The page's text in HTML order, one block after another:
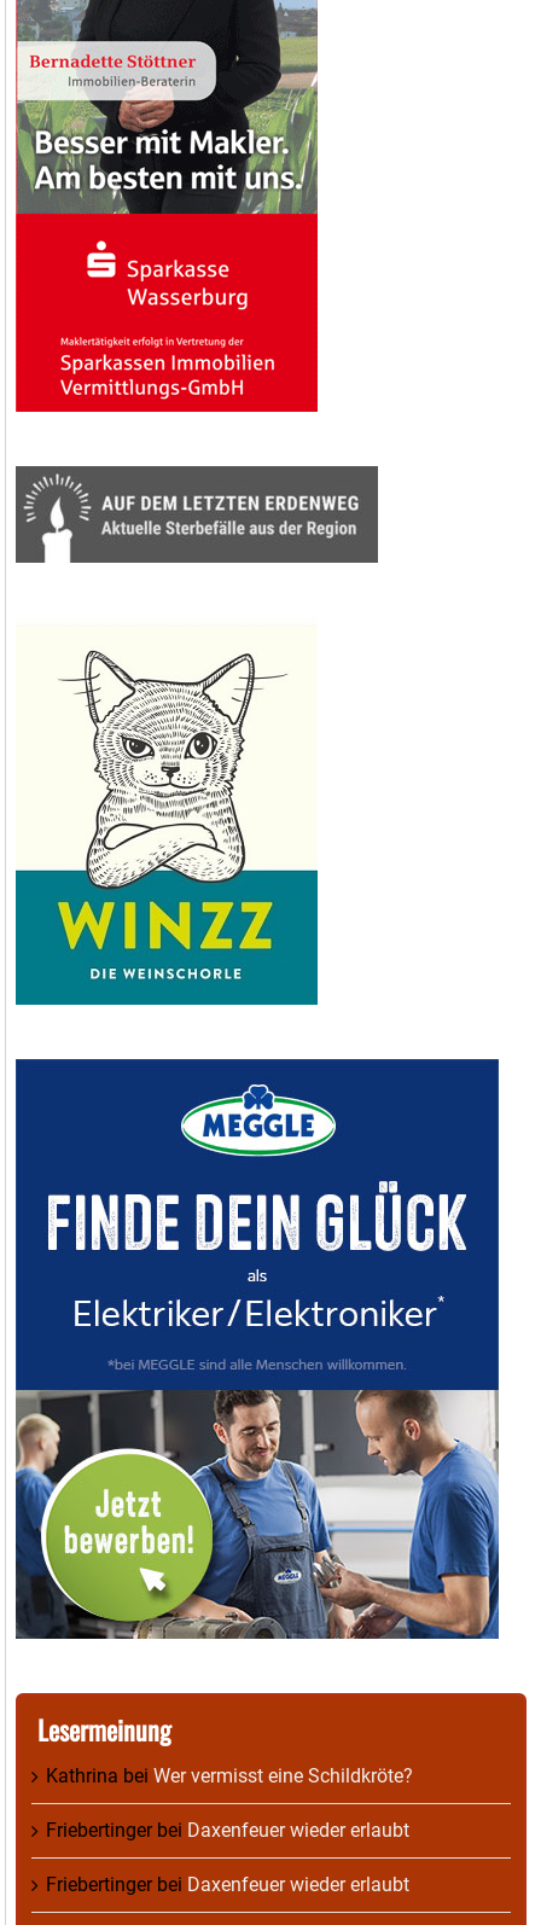
Lesermeinung
Kathrina bei Wer vermisst eine Schildkröte?
Friebertingerbei Daxenfeuer wieder erlaubt
Friebertingerbei Daxenfeuer wieder erlaubt